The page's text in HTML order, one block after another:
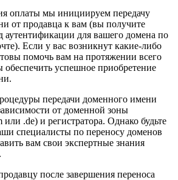
оплаты мы инициируем передачу
от продавца к вам (вы получите
аутентификации для вашего домена по
Если у вас возникнут какие-либо
помочь вам на протяжении всего
обеспечить успешное приобретение
передачи доменного имени
от доменной зоны
.de) и регистратора. Однако будьте
специалисты по переносу доменов
вам свои экспертные знания
после завершения переноса